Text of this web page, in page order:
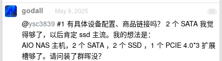
21
godall May 9, 2025
@ysc3839 #1 有具体设备配置、商品链接吗？ 2 个 SATA 我觉
得够了，以后肯定 ssd 主流。我的想法是：
AIO NAS 主机，2 个 SATA ，2 个 SSD ，1 个 PCIE 4.0*3 扩展
槽够了。请问装了群晖没？